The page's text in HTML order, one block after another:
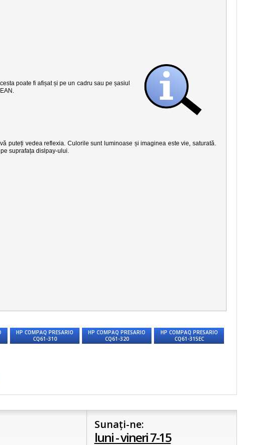
poate fi afișat și pe un cadru sau pe șasiul
puteți vedea reflexia. Culorile sunt luminoase și imaginea este vie, saturată.
suprafața dislpay-ului.
HP COMPAQ PRESARIO
CQ61-310
HP COMPAQ PRESARIO
CQ61-320
HP COMPAQ PRESARIO
CQ61-315EC
Sunați-ne:
luni - vineri 7-15